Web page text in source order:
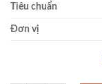
Tiêu chuẩn
Đơn vị